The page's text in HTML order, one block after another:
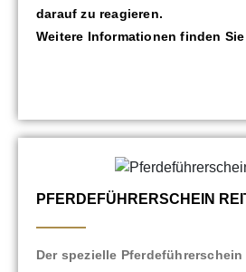
darauf zu reagieren.
Weitere Informationen finden Sie
PFERDEFÜHRERSCHEIN
​Der spezielle